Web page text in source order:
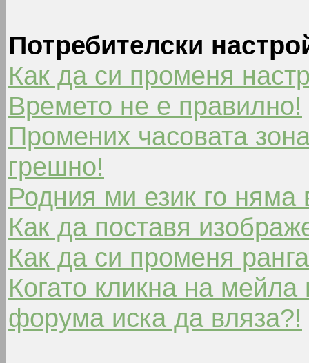
Потребителски
Как да си променя
Времето не е правилно!
Промених часовата
грешно!
Родния ми език го няма
Как да поставя
Как да си променя
Когато кликна на
форума иска да вляза?!